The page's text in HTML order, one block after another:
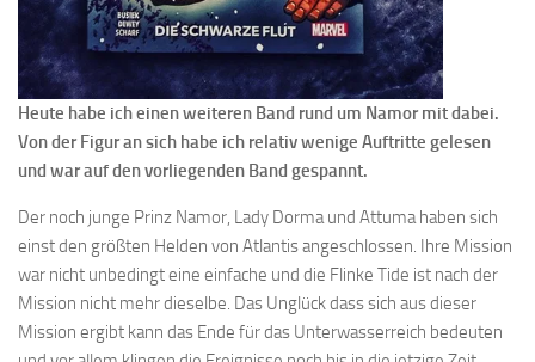
Heute habe ich einen weiteren Band rund um Namor mit dabei.
Von der Figur an sich habe ich relativ wenige Auftritte gelesen
und war auf den vorliegenden Band gespannt.
Der noch junge Prinz Namor, Lady Dorma und Attuma haben sich
einst den größten Helden von Atlantis angeschlossen. Ihre Mission
war nicht unbedingt eine einfache und die Flinke Tide ist nach der
Mission nicht mehr dieselbe. Das Unglück dass sich aus dieser
Mission ergibt kann das Ende für das Unterwasserreich bedeuten